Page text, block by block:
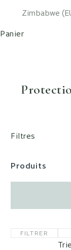
Zimbabwe
Panier
Filtres
Produits
FILTRER